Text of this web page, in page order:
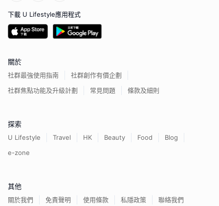
下載 U Lifestyle應用程式
關於
社群最強使用指南
社群創作有價企劃
社群焦點功能及升級計劃
常見問題 條款及細則
探索
U Lifestyle Travel HK Beauty Food
Blog
e-zone
其他
關於我們 免責聲明 使用條款 私隱政策 聯絡我們